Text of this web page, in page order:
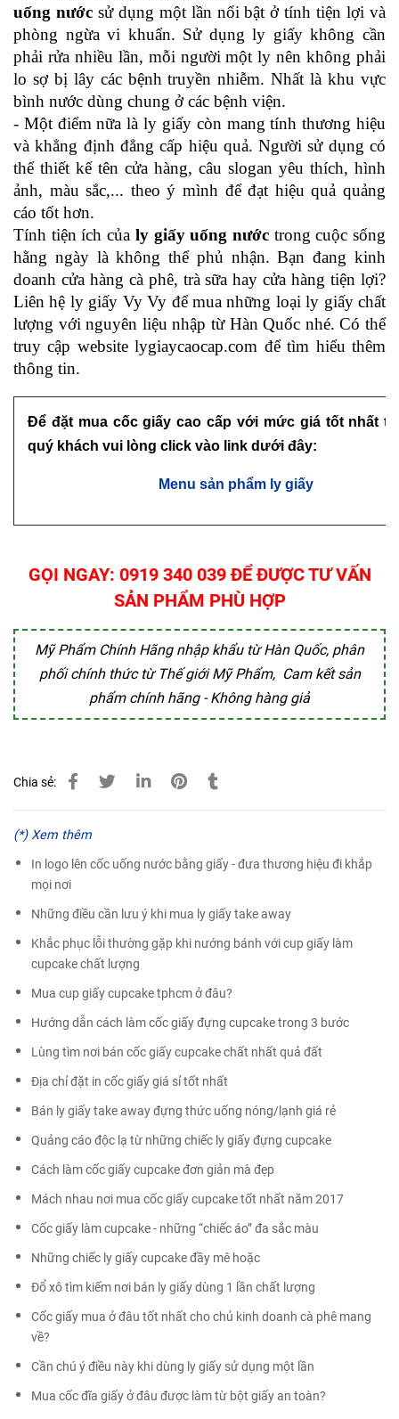
uống nước sử dụng một lần nổi bật ở tính tiện lợi và
phòng ngừa vi khuẩn. Sử dụng ly giấy không cần
phải rửa nhiều lần, mỗi người một ly nên không phải
lo sợ bị lây các bệnh truyền nhiễm. Nhất là khu vực
bình nước dùng chung ở các bệnh viện.
- Một điểm nữa là ly giấy còn mang tính thương hiệu
và khẳng định đẳng cấp hiệu quả. Người sử dụng có
thể thiết kế tên cửa hàng, câu slogan yêu thích, hình
ảnh, màu sắc,... theo ý mình để đạt hiệu quả quảng
cáo tốt hơn.
Tính tiện ích của ly giấy uống nước trong cuộc sống
hằng ngày là không thể phủ nhận. Bạn đang kinh
doanh cửa hàng cà phê, trà sữa hay cửa hàng tiện lợi?
Liên hệ ly giấy Vy Vy để mua những loại ly giấy chất
lượng với nguyên liệu nhập từ Hàn Quốc nhé. Có thể
truy cập website lygiaycaocap.com để tìm hiểu thêm
thông tin.
Để đặt mua cốc giấy cao cấp với mức giá tốt nhất
quý khách vui lòng click vào link dưới đây:
Menu sản phẩm ly giấy
GỌI NGAY: 0919 340 039ĐỂ ĐƯỢC TƯ VẤN
SẢN PHẨM PHÙ HỢP
Mỹ Phẩm Chính Hãng nhập khẩu từ Hàn Quốc, phân
phối chính thức từ Thế giới Mỹ Phẩm, Cam kết sản
phẩm chính hãng - Không hàng giả
Chia sẻ:
(*) Xem thêm
In logo lên cốc uống nước bằng giấy - đưa thương hiệu đi khắp
mọi nơi
Những điều cần lưu ý khi mua ly giấy take away
Khắc phục lỗi thường gặp khi nướng bánh với cup giấy làm
cupcake chất lượng
Mua cup giấy cupcake tphcm ở đâu?
Hướng dẫn cách làm cốc giấy đựng cupcake trong 3 bước
Lùng tìm nơi bán cốc giấy cupcake chất nhất quả đất
Địa chỉ đặt in cốc giấy giá sỉ tốt nhất
Bán ly giấy take away đựng thức uống nóng/lạnh giá rẻ
Quảng cáo độc lạ từ những chiếc ly giấy đựng cupcake
Cách làm cốc giấy cupcake đơn giản mà đẹp
Mách nhau nơi mua cốc giấy cupcake tốt nhất năm 2017
Cốc giấy làm cupcake - những “chiếc áo” đa sắc màu
Những chiếc ly giấy cupcake đầy mê hoặc
Đổ xô tìm kiếm nơi bán ly giấy dùng 1 lần chất lượng
Cốc giấy mua ở đâu tốt nhất cho chủ kinh doanh cà phê mang
về?
Cần chú ý điều này khi dùng ly giấy sử dụng một lần
Mua cốc đĩa giấy ở đâu được làm từ bột giấy an toàn?